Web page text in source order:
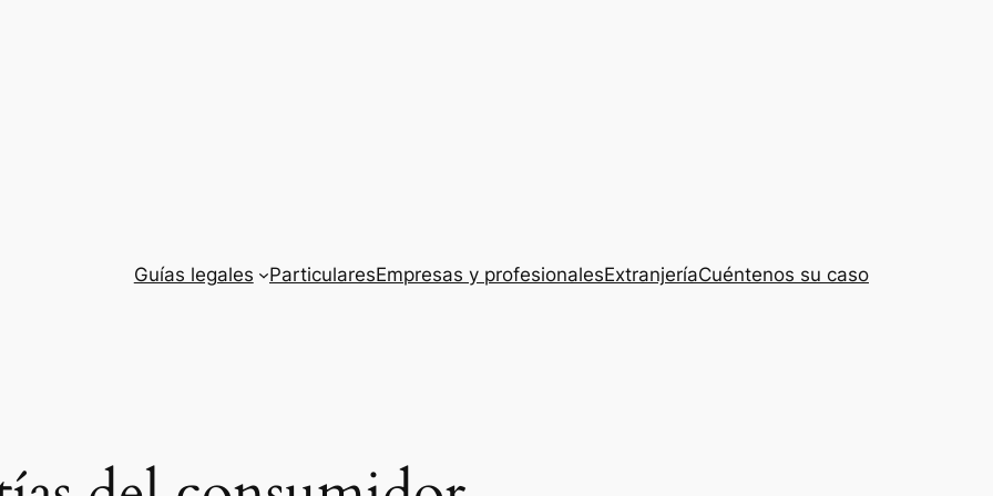
Guías legales ParticularesEmpresas y profesionalesExtranjeríaCuéntenos su caso